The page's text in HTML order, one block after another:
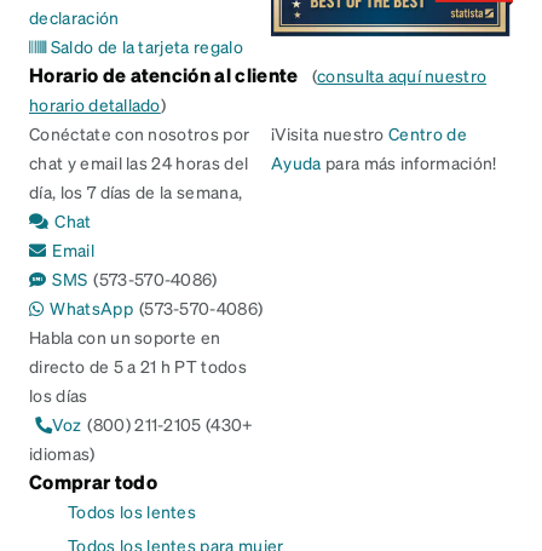
declaración
Saldo de la tarjeta regalo
Horario de atención al cliente (consulta aquí nuestro
horario detallado)
Conéctate con nosotros por
chat y email las 24 horas del
día, los 7 días de la semana,
Chat
Email
SMS (573-570-4086)
WhatsApp (573-570-4086)
Habla con un soporte en
directo de 5 a 21 h PT todos
los días
Voz (800) 211-2105 (430+
idiomas)
¡Visita nuestroCentro de
Ayuda para más información!
Comprar todo
Todos los lentes
Todos los lentes para mujer